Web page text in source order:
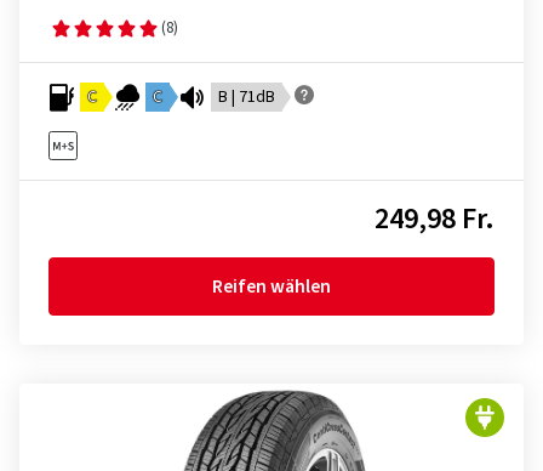
(8)
C C B | 71dB
249,98 Fr.
Reifen wählen